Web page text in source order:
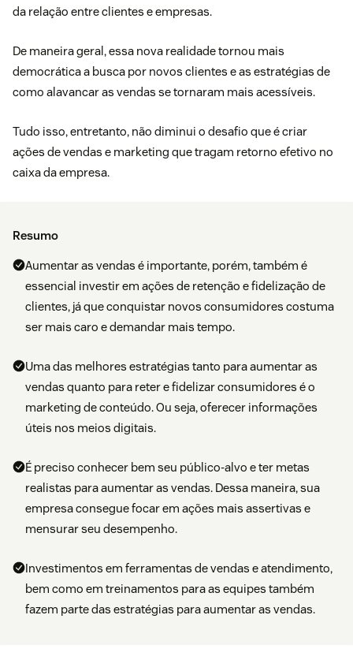
da relação entre clientes e empresas.
De maneira geral, essa nova realidade tornou mais
democrática a busca por novos clientes e as estratégias de
como alavancar as vendas se tornaram mais acessíveis.
Tudo isso, entretanto, não diminui o desafio que é criar
ações de vendas e marketing que tragam retorno efetivo no
caixa da empresa.
Resumo
Aumentar as vendas é importante, porém, também é
essencial investir em ações de retenção e fidelização de
clientes, já que conquistar novos consumidores costuma
ser mais caro e demandar mais tempo.
Uma das melhores estratégias tanto para aumentar as
vendas quanto para reter e fidelizar consumidores é o
marketing de conteúdo. Ou seja, oferecer informações
úteis nos meios digitais.
É preciso conhecer bem seu público-alvo e ter metas
realistas para aumentar as vendas. Dessa maneira, sua
empresa consegue focar em ações mais assertivas e
mensurar seu desempenho.
Investimentos em ferramentas de vendas e atendimento,
bem como em treinamentos para as equipes também
fazem parte das estratégias para aumentar as vendas.